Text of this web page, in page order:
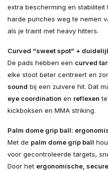
extra bescherming en stabiliteit
harde punches weg te nemen
als je traint met heavy hitters.
Curved “sweet spot” +
De pads hebben een curved
elke stoot beter centreert en
sound bij een zuivere hit. Dat
eye coordination en reflexen
kickboksen en MMA striking.
Palm dome grip ball:
Met de palm dome grip ball
voor gecontroleerde targets,
Door het ergonomische,